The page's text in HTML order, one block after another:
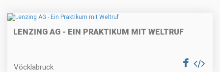
LENZING AG - EIN PRAKTIKUM MIT WELTRUF
Vöcklabruck